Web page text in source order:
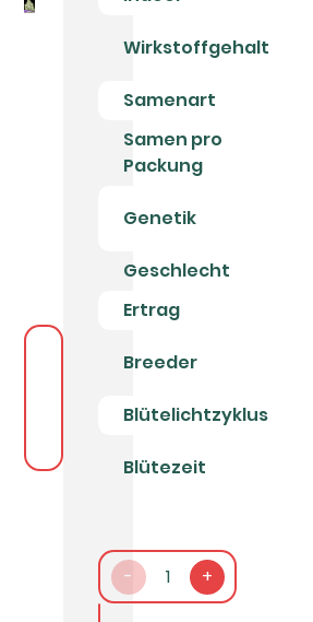
Wirkstoffgehalt
Samenart
Samen pro
Packung
Genetik
Geschlecht
Ertrag
Breeder
Blütelichtzyklus
Blütezeit
- 1 +